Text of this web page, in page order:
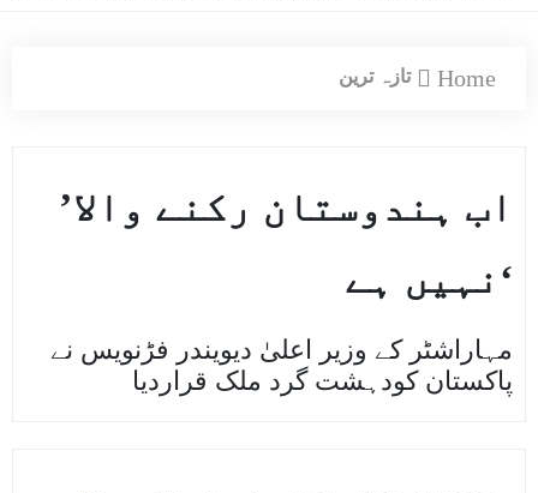
Home تازہ ترین
’اب ہندوستان رکنے والا
نہیں ہے‘
مہاراشٹر کے وزیر اعلیٰ دیویندر فڑنویس نے
پاکستان کودہشت گرد ملک قراردیا